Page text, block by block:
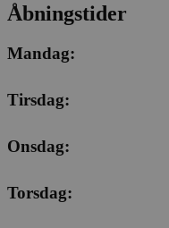
Åbningstider
Mandag:
Tirsdag:
Onsdag:
Torsdag: